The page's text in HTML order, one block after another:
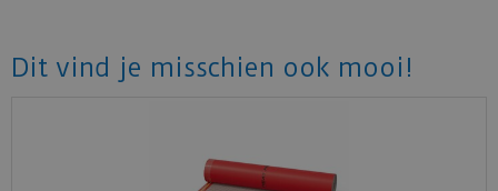
Dit vind je misschien ook mooi!